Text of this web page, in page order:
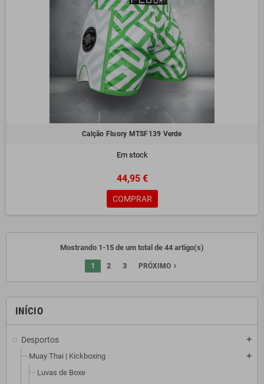
INÍCIO
Desportos add
Muay Thai | Kickboxing add
Luvas de Boxe
Calção Fluory MTSF139 Verde
Em stock
44,95 €
COMPRAR
Mostrando 1-15 de um total de 44 artigo(s)
1 2 3 PRÓXIMO navigate_next